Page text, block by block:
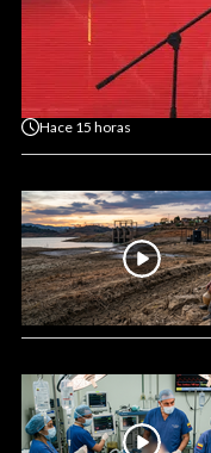
Hace 15 horas